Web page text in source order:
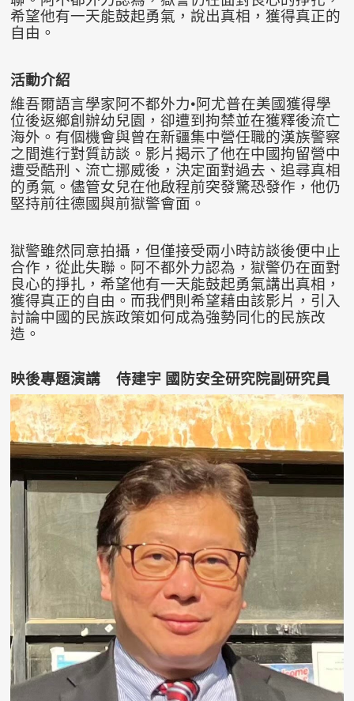
希望他有一天能鼓起勇氣，說出真相，獲得真正的
自由。
活動介紹
維吾爾語言學家阿不都外力•阿尤普在美國獲得學
位後返鄉創辦幼兒園，卻遭到拘禁並在獲釋後流亡
海外。有個機會與曾在新疆集中營任職的漢族警察
之間進行對質訪談。影片揭示了他在中國拘留營中
遭受酷刑、流亡挪威後，決定面對過去、追尋真相
的勇氣。儘管女兒在他啟程前突發驚恐發作，他仍
堅持前往德國與前獄警會面。
獄警雖然同意拍攝，但僅接受兩小時訪談後便中止
合作，從此失聯。阿不都外力認為，獄警仍在面對
良心的掙扎，希望他有一天能鼓起勇氣講出真相，
獲得真正的自由。而我們則希望藉由該影片，引入
討論中國的民族政策如何成為強勢同化的民族改
造。
映後專題演講 侍建宇 國防安全研究院副研究員